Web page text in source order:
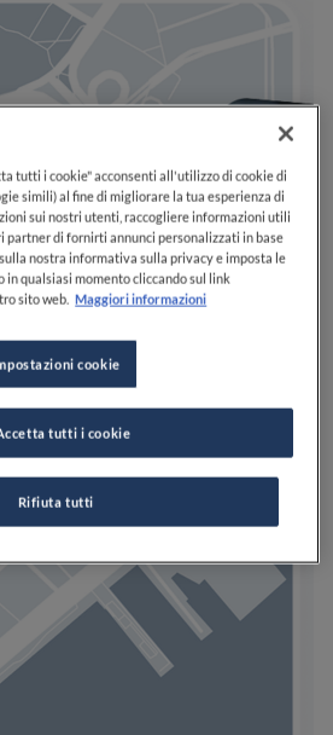
tutti i cookie" acconsenti all'utilizzo di cookie di
simili) al fine di migliorare la tua esperienza di
sui nostri utenti, raccogliere informazioni utili
partner di fornirti annunci personalizzati in base
nostra informativa sulla privacy e imposta le
in qualsiasi momento cliccando sul link
sito web. Maggiori informazioni
cookie
Rifiuta tutti
tutti i cookie